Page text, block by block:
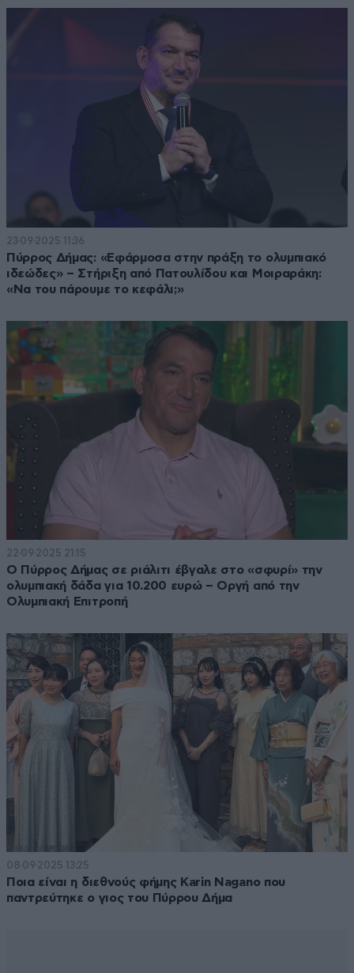
23·09·2025 11:36
Πύρρος Δήμας: «Εφάρμοσα στην πράξη το ολυμπιακό
ιδεώδες» – Στήριξη από Πατουλίδου και Μοιραράκη:
«Να του πάρουμε το κεφάλι;»
22·09·2025 21:15
Ο Πύρρος Δήμας σε ριάλιτι έβγαλε στο «σφυρί» την
ολυμπιακή δάδα για 10.200 ευρώ – Οργή από την
Ολυμπιακή Επιτροπή
08·09·2025 13:25
Ποια είναι η διεθνούς φήμης Karin Nagano που
παντρεύτηκε ο γιος του Πύρρου Δήμα